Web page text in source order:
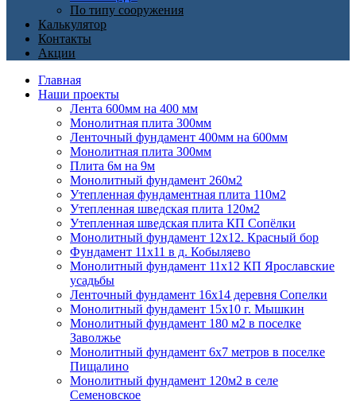
По типу сооружения
Калькулятор
Контакты
Акции
Главная
Наши проекты
Лента 600мм на 400 мм
Монолитная плита 300мм
Ленточный фундамент 400мм на 600мм
Монолитная плита 300мм
Плита 6м на 9м
Монолитный фундамент 260м2
Утепленная фундаментная плита 110м2
Утепленная шведская плита 120м2
Утепленная шведская плита КП Cопёлки
Монолитный фундамент 12х12. Красный бор
Фундамент 11х11 в д. Кобыляево
Монолитный фундамент 11х12 КП Ярославские
усадьбы
Ленточный фундамент 16х14 деревня Сопелки
Монолитный фундамент 15х10 г. Мышкин
Монолитный фундамент 180 м2 в поселке
Заволжье
Монолитный фундамент 6х7 метров в поселке
Пищалино
Монолитный фундамент 120м2 в селе
Семеновское